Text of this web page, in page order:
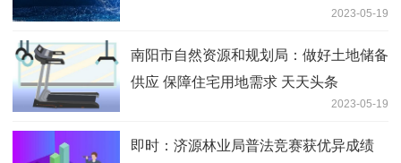
2023-05-19
南阳市自然资源和规划局：做好土地储备
供应 保障住宅用地需求 天天头条
2023-05-19
即时：济源林业局普法竞赛获优异成绩